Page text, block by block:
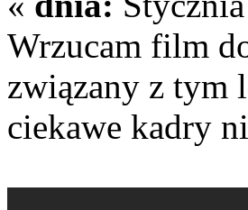
Wrzucam film
związany z tym
ciekawe kadry